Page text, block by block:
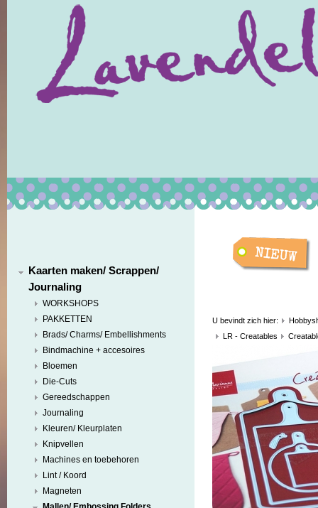
Kaarten maken/ Scrappen/
Journaling
WORKSHOPS
PAKKETTEN
Brads/ Charms/ Embellishments
Bindmachine + accesoires
Bloemen
Die-Cuts
Gereedschappen
Journaling
Kleuren/ Kleurplaten
Knipvellen
Machines en toebehoren
Lint / Koord
Magneten
U bevindt zich hier:
LR - Creatables